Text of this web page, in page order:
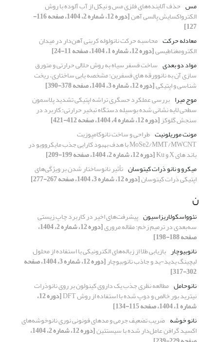
مس حذف آلاینده‌های فلزی مس و نیکل از آب آلوده با روش
الکترواکسایش پالسی آهن [دوره 12، شماره 2، 1404، صفحه 116-
127]
معادله حرکت محاسبه حرکت نانولوله کربنی آهن‌دار در میدان
الکترومغناطیسی[دوره 12، شماره 1، 1404، صفحه 11-24]
مواد دو بعدی ساخت فسفر سیاه به روش حلالی حرارتی ‌و متورق
سازی آن به نانوورقه های فسفرین: مشخصه یابی ساختاری، ریخت
شناسی و اپتیکی[دوره 12، شماره 3، 1404، صفحه 378-390]
موج میرا بررسی عملکرد حسگری تراشه اپتیکی تشدید پلاسمون
سطحی لایه ‎نشانی شده بوسیله دستگاه تبخیر حرارتی: کاربرد در
سنجش گلوکز[دوره 12، شماره 4، 1404، صفحه 412-421]
مونت موریلونیت طراحی و ساخت نانوکامپوزیت
MoSe2/MMT/MWCNT با هدف بهبود کارایی جذب مایکروویو در
باند های X و Ku
[دوره 12، شماره 2، 1404، صفحه 199-209]
میکرو و نانو ذرات کیتوسان تأثیر نانوساختار شدن بر ویژگی‌های
اپتیکی ذرات کیتوسان[دوره 12، شماره 3، 1404، صفحه 267-277]
ن
نئوواسکولاریزاسیون پیشرفت‌های اخیر در کاربرد چاپ زیستی
سه‌بعدی در ترمیم زخم: مقاله مروری [دوره 12، شماره 2، 1404،
صفحه 188-198]
نانوبیوچار بازیابی طلا از زباله‌های الکترونیکی با استفاده از محلول
لیچینگ یدید-ید و جاذب نانوبیوچار [دوره 12، شماره 3، 1404، صفحه
302-317]
نانوحامل مطالعه نظری جذب یک داروی کینولون بر روی نانوذرات
نیترید بور خالص و دوپ شده با استفاده از روش DFT [دوره 12،
شماره 1، 1404، صفحه 115-134]
نانو خوشه ضریب تضعیف جرمی و مدهای فونونی نوری نانوخوشه‌های
اکسید گرافن عامل‌دار شده با سیستئین [دوره 12، شماره 2، 1404،